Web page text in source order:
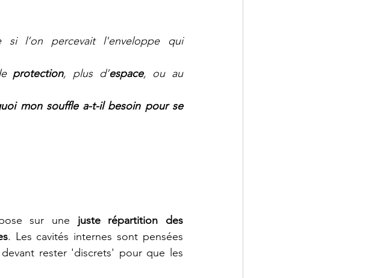
Porter l’attention sur la cage thoracique, comme si l’on percevait l'enveloppe qui
protection, plus d’espace, ou au
mon souffle a-t-il besoin pour se
sur une juste répartition des
. Les cavités internes sont pensées
rester 'discrets' pour que les